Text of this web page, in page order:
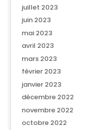
juillet 2023
juin 2023
mai 2023
avril 2023
mars 2023
février 2023
janvier 2023
décembre 2022
novembre 2022
octobre 2022